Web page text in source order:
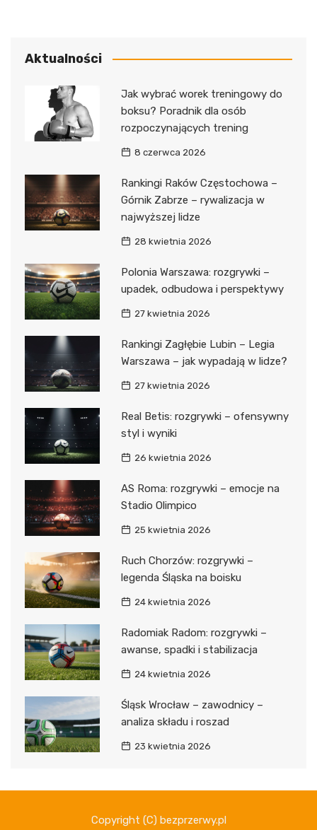
Aktualności
Jak wybrać worek treningowy do
boksu? Poradnik dla osób
rozpoczynających trening
8 czerwca 2026
Rankingi Raków Częstochowa –
Górnik Zabrze – rywalizacja w
najwyższej lidze
28 kwietnia 2026
Polonia Warszawa: rozgrywki –
upadek, odbudowa i perspektywy
27 kwietnia 2026
Rankingi Zagłębie Lubin – Legia
Warszawa – jak wypadają w lidze?
27 kwietnia 2026
Real Betis: rozgrywki – ofensywny
styl i wyniki
26 kwietnia 2026
AS Roma: rozgrywki – emocje na
Stadio Olimpico
25 kwietnia 2026
Ruch Chorzów: rozgrywki –
legenda Śląska na boisku
24 kwietnia 2026
Radomiak Radom: rozgrywki –
awanse, spadki i stabilizacja
24 kwietnia 2026
Śląsk Wrocław – zawodnicy –
analiza składu i roszad
23 kwietnia 2026
Copyright (C) bezprzerwy.pl